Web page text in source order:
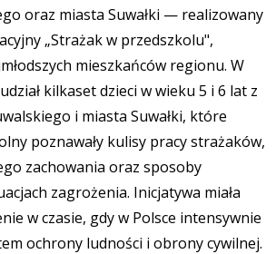
oraz miasta Suwałki — realizowany
„Strażak w przedszkolu",
mieszkańców regionu. W
kilkaset dzieci w wieku 5 i 6 lat z
i miasta Suwałki, które
poznawały kulisy pracy strażaków,
zachowania oraz sposoby
zagrożenia. Inicjatywa miała
w czasie, gdy w Polsce intensywnie
ochrony ludności i obrony cywilnej.